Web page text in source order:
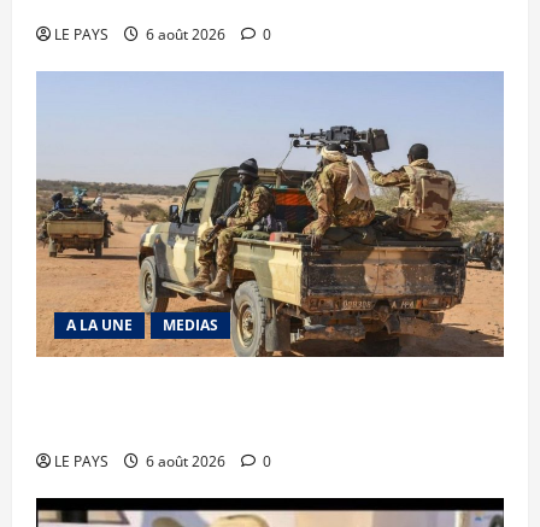
LE PAYS 6 août 2026 0
A LA UNE MEDIAS
LE PAYS 6 août 2026 0